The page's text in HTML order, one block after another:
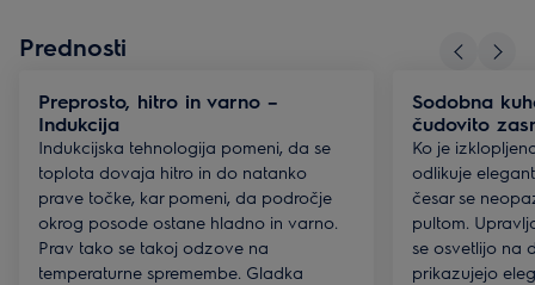
Prednosti
Preprosto, hitro in varno –
Indukcija
Indukcijska tehnologija pomeni, da se
toplota dovaja hitro in do natanko
prave točke, kar pomeni, da področje
okrog posode ostane hladno in varno.
Prav tako se takoj odzove na
temperaturne spremembe. Gladka
Sodobna
čudovito
Ko je
odlikuje
česar se
pultom.
se osvetlijo na
prikazujejo